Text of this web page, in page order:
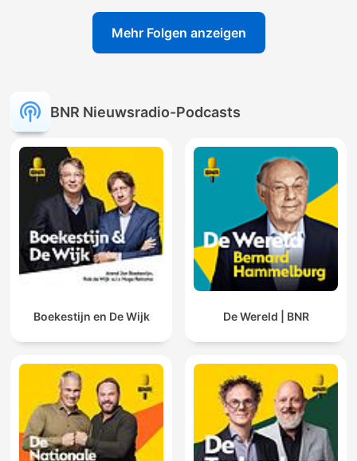
Mehr Folgen anzeigen
BNR Nieuwsradio-Podcasts
Boekestijn en De Wijk De Wereld | BNR